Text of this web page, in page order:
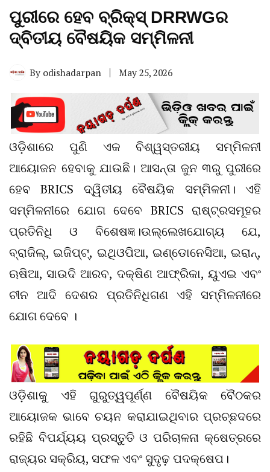
ପୁରୀରେ ହେବ ବ୍ରିକ୍ସ୍ DRRWGର
ଦ୍ବିତୀୟ ବୈଷୟିକ ସମ୍ମିଳନୀ
By odishadarpan May 25, 2026
ଓଡ଼ିଶାରେ ପୁଣି ଏକ ବିଶ୍ୱସ୍ତରୀୟ ସମ୍ମିଳନୀ
ଆୟୋଜନ ହେବାକୁ ଯାଉଛି। ଆସନ୍ତା ଜୁନ ୩ରୁ ପୁରୀରେ
ହେବ BRICS ଦ୍ୱିତୀୟ ବୈଷୟିକ ସମ୍ମିଳନୀ। ଏହି
ସମ୍ମିଳନୀରେ ଯୋଗ ଦେବେ BRICS ରାଷ୍ଟ୍ରସମୂହର
ପ୍ରତିନିଧି ଓ ବିଶେଷଜ୍ଞ।ଉଲ୍ଲେଖଯୋଗ୍ୟ ଯେ,
ବ୍ରାଜିଲ୍, ଇଜିପ୍ଟ୍, ଇଥିଓପିଆ, ଇଣ୍ଡୋନେସିଆ, ଇରାନ୍,
ଋଷିଆ, ସାଉଦି ଆରବ, ଦକ୍ଷିଣ ଆଫ୍ରିକା, ୟୁଏଇ ଏବଂ
ଚୀନ ଆଦି ଦେଶର ପ୍ରତିନିଧିଗଣ ଏହି ସମ୍ମିଳନୀରେ
ଯୋଗ ଦେବେ ।
ଓଡ଼ିଶାକୁ ଏହି ଗୁରୁତ୍ୱପୂର୍ଣ୍ଣ ବୈଷୟିକ ବୈଠକର
ଆୟୋଜକ ଭାବେ ଚୟନ କରାଯାଇଥିବାର ପ୍ରଚ୍ଛଦରେ
ରହିଛି ବିପର୍ଯ୍ୟୟ ପ୍ରସ୍ତୁତି ଓ ପରିଚାଳନା କ୍ଷେତ୍ରରେ
ରାଜ୍ୟର ସକ୍ରିୟ, ସଫଳ ଏବଂ ସୁଦୃଢ଼ ପଦକ୍ଷେପ।